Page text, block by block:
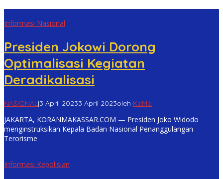
Informasi Nasional
Presiden Jokowi Dorong
Optimalisasi Kegiatan
Deradikalisasi
NASIONAL|3 April 20233 April 2023oleh KoMa
JAKARTA, KORANMAKASSAR.COM — Presiden Joko Widodo
menginstruksikan Kepala Badan Nasional Penanggulangan
Terorisme
Informasi Kepolisian